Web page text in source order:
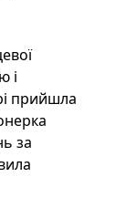
і
прийшла
за